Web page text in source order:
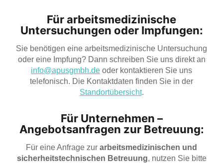
Für arbeitsmedizinische
Untersuchungen oder Impfungen:
Sie benötigen eine arbeitsmedizinische Untersuchung
oder eine Impfung? Dann schreiben Sie uns direkt an
info@apusgmbh.de oder kontaktieren Sie uns
telefonisch. Die Kontaktdaten finden Sie in der
Standortübersicht.
Für Unternehmen –
Angebotsanfragen zur Betreuung:
Für eine Anfrage zur arbeitsmedizinischen und
sicherheitstechnischen Betreuung, nutzen Sie bitte